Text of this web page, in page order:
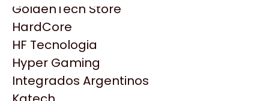
HP
HyperX
INNO3D
Intel
Kingston
GoldenTech Store
HardCore
HF Tecnologia
Hyper Gaming
Integrados Argentinos